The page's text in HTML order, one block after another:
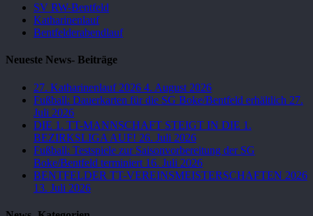
SV RW-Bentfeld
Katharinenlauf
Bentfelderabendlauf
Neueste News- Beiträge
27. Katharinenlauf 2026 4. August 2026
Fußball: Dauerkarten für die SG Boke/Bentfeld erhältlich 27.
Juli 2026
DIE 1. TT-MANNSCHAFT STEIGT IN DIE 1.
BEZIRKSLIGA AUF! 26. Juli 2026
Fußball: Testspiele zur Saisonvorbereitung der SG
Boke/Bentfeld terminiert 16. Juli 2026
BENTFELDER TT-VEREINSMEISTERSCHAFTEN 2026
13. Juli 2026